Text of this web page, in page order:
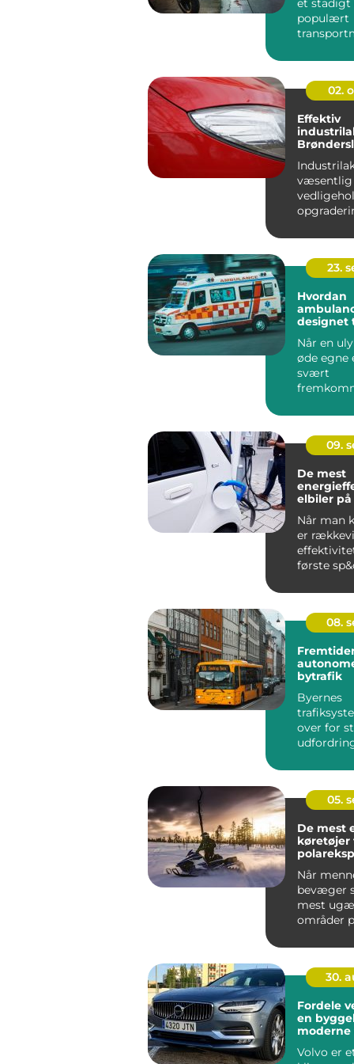
populært
hvilket...
02.
Effektiv
væsentlig
23.
Hvordan
designet
Når en
øde egne
svært
09.
De mest
elbiler
Når man
er
første
08.
bytrafik
Byernes
over for
trængs...
05.
De mest
køretøjer
Når
bevæger
mest
områder
30.
Fordele
en
Volvo er